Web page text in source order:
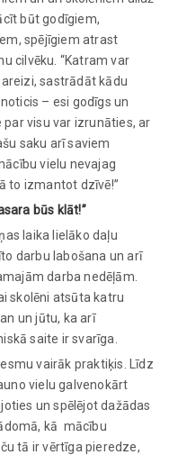
būt godīgiem,
spējīgiem atrast
cilvēku. “Katram var
sastrādāt kādu
– esi godīgs un
par visu var izrunāties, ar
saku arī saviem
vielu nevajag
to izmantot dzīvē!”
būs klāt!”
laika lielāko daļu
darbu labošana un arī
darba nedēļām.
skolēni atsūta katru
un jūtu, ka arī
saite ir svarīga.
vairāk praktiķis. Līdz
vielu galvenokārt
un spēlējot dažādas
kā mācību
tā ir vērtīga pieredze,